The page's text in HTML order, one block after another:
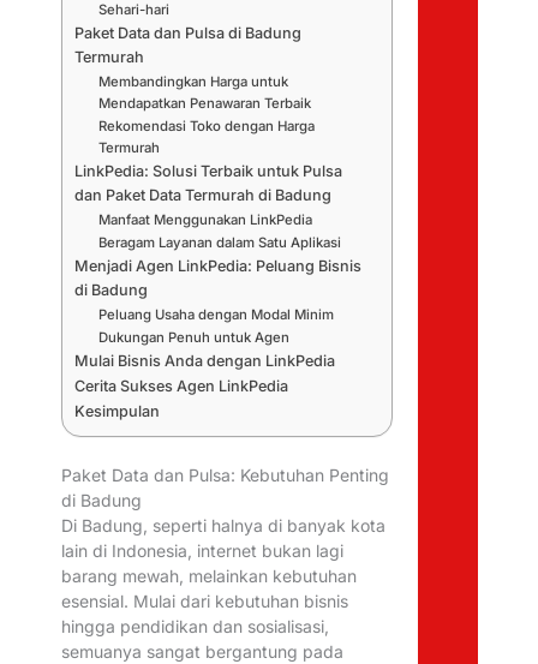
Sehari-hari
Paket Data dan Pulsa di Badung
Termurah
Membandingkan Harga untuk
Mendapatkan Penawaran Terbaik
Rekomendasi Toko dengan Harga
Termurah
LinkPedia: Solusi Terbaik untuk Pulsa
dan Paket Data Termurah di Badung
Manfaat Menggunakan LinkPedia
Beragam Layanan dalam Satu Aplikasi
Menjadi Agen LinkPedia: Peluang Bisnis
di Badung
Peluang Usaha dengan Modal Minim
Dukungan Penuh untuk Agen
Mulai Bisnis Anda dengan LinkPedia
Cerita Sukses Agen LinkPedia
Kesimpulan
Paket Data dan Pulsa: Kebutuhan Penting
di Badung
Di Badung, seperti halnya di banyak kota
lain di Indonesia, internet bukan lagi
barang mewah, melainkan kebutuhan
esensial. Mulai dari kebutuhan bisnis
hingga pendidikan dan sosialisasi,
semuanya sangat bergantung pada